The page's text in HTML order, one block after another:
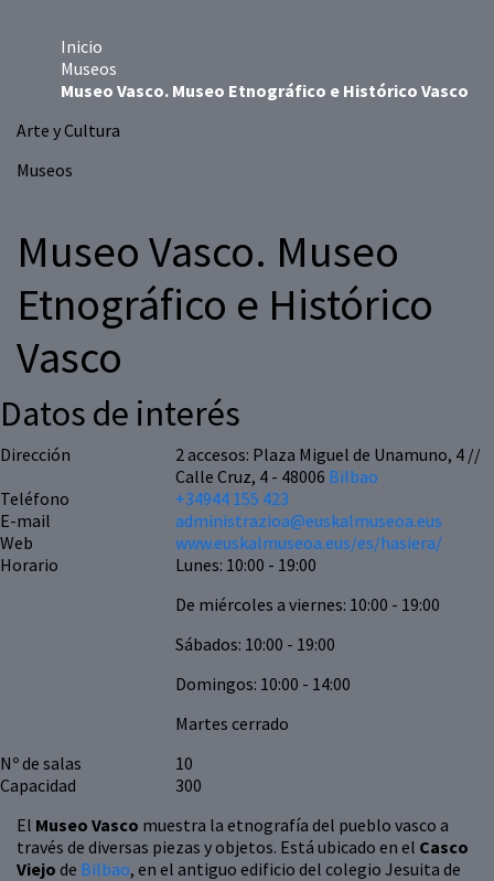
Inicio
Museos
Museo Vasco. Museo Etnográfico e Histórico Vasco
Arte y Cultura
Museos
Museo Vasco. Museo
Etnográfico e Histórico
Vasco
El Museo Vasco muestra la etnografía del pueblo vasco a
través de diversas piezas y objetos. Está ubicado en el Casco
Viejo de Bilbao, en el antiguo edificio del colegio Jesuita de
Datos de interés
Dirección
2 accesos: Plaza Miguel de Unamuno, 4 //
Calle Cruz, 4 - 48006 Bilbao
Teléfono
+34944 155 423
E-mail
administrazioa@euskalmuseoa.eus
Web
www.euskalmuseoa.eus/es/hasiera/
Horario
Lunes: 10:00 - 19:00
De miércoles a viernes: 10:00 - 19:00
Sábados: 10:00 - 19:00
Domingos: 10:00 - 14:00
Martes cerrado
Nº de salas
10
Capacidad
300